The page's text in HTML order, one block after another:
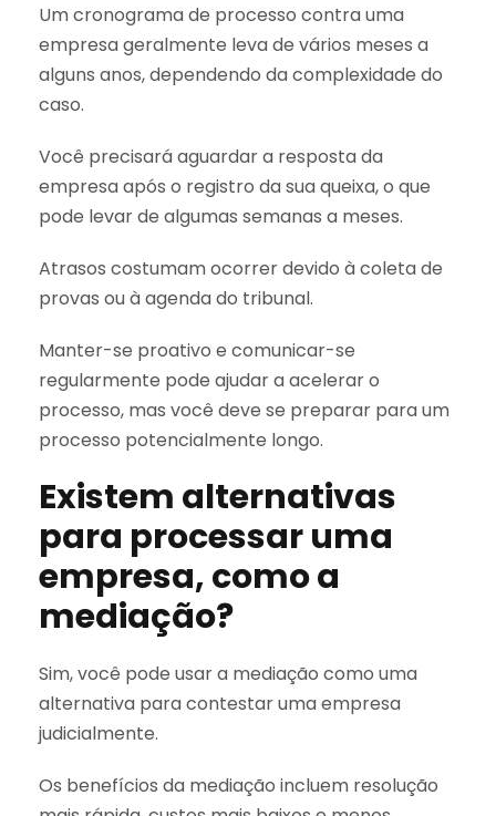
Um cronograma de processo contra uma
empresa geralmente leva de vários meses a
alguns anos, dependendo da complexidade do
caso.
Você precisará aguardar a resposta da
empresa após o registro da sua queixa, o que
pode levar de algumas semanas a meses.
Atrasos costumam ocorrer devido à coleta de
provas ou à agenda do tribunal.
Manter-se proativo e comunicar-se
regularmente pode ajudar a acelerar o
processo, mas você deve se preparar para um
processo potencialmente longo.
Existem alternativas
para processar uma
empresa, como a
mediação?
Sim, você pode usar a mediação como uma
alternativa para contestar uma empresa
judicialmente.
Os benefícios da mediação incluem resolução